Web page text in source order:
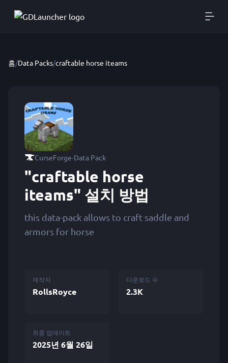
홈/Data Packs/craftable horse iteams
CurseForge·Data Pack
"craftable horse
iteams" 설치 방법
this data-pack allows to craft saddle and
armors for horse
제작자
RollsRoyce
다운로드 수
2.3K
최종 업데이트
2025년 6월 26일